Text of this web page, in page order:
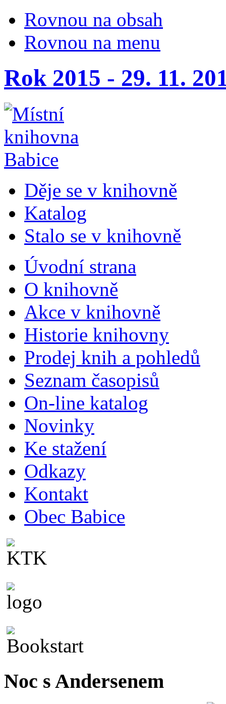
Rovnou na obsah
Rovnou na menu
Rok 2015 - 29. 11.
Děje se v knihovně
Katalog
Stalo se v knihovně
Úvodní strana
O knihovně
Akce v knihovně
Historie knihovny
Prodej knih a pohledů
Seznam časopisů
On-line katalog
Novinky
Ke stažení
Odkazy
Kontakt
Obec Babice
Noc s Andersenem